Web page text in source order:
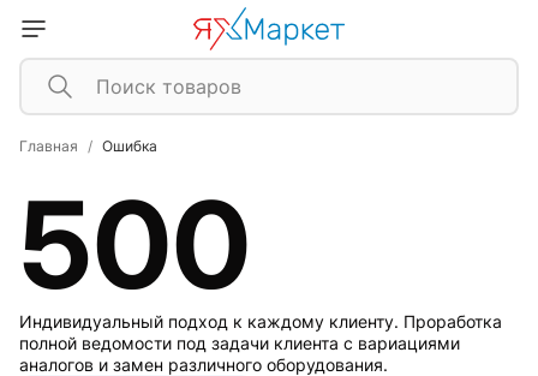
Главная Ошибка
500
Индивидуальный подход к каждому клиенту. Проработка
полной ведомости под задачи клиента с вариациями
аналогов и замен различного оборудования.